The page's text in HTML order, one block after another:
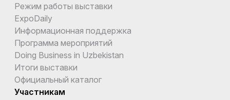
Режим работы выставки
ExpoDaily
Информационная поддержка
Программа мероприятий
Doing Business in Uzbekistan
Итоги выставки
Официальный каталог
Участникам